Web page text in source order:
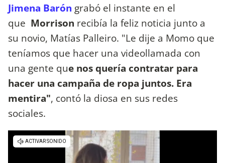
Jimena Barón grabó el instante en el
que Morrison recibía la feliz noticia junto a
su novio, Matías Palleiro. "Le dije a Momo que
teníamos que hacer una videollamada con
una gente que nos quería contratar para
hacer una campaña de ropa juntos. Era
mentira", contó la diosa en sus redes
sociales.